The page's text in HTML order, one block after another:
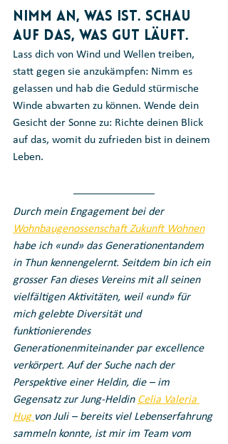
Nimm an, was ist. Schau
auf das, was gut läuft.
Lass dich von Wind und Wellen treiben,
statt gegen sie anzukämpfen: Nimm es
gelassen und hab die Geduld stürmische
Winde abwarten zu können. Wende dein
Gesicht der Sonne zu: Richte deinen Blick
auf das, womit du zufrieden bist in deinem
Leben.
Durch mein Engagement bei der
Wohnbaugenossenschaft Zukunft Wohnen
habe ich «und» das Generationentandem
in Thun kennengelernt. Seitdem bin ich ein
grosser Fan dieses Vereins mit all seinen
vielfältigen Aktivitäten, weil «und» für
mich gelebte Diversität und
funktionierendes
Generationenmiteinander par excellence
verkörpert. Auf der Suche nach der
Perspektive einer Heldin, die – im
Gegensatz zur Jung-Heldin Celia Valeria
Hug von Juli – bereits viel Lebenserfahrung
sammeln konnte, ist mir im Team vom